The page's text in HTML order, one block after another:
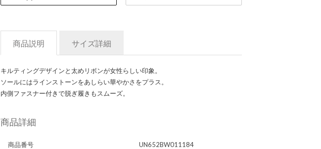
商品説明 サイズ詳細
キルティングデザインと太めリボンが女性らしい印象。
ソールにはラインストーンをあしらい華やかさをプラス。
内側ファスナー付きで脱ぎ履きもスムーズ。
商品詳細
商品番号 UN652BW011184